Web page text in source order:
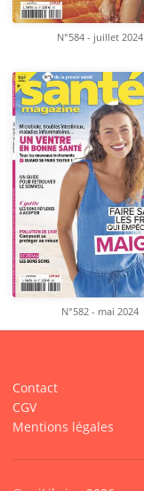
N°584 - juillet 2024
N°582 - mai 2024
Contact
CGV
Mentions légales